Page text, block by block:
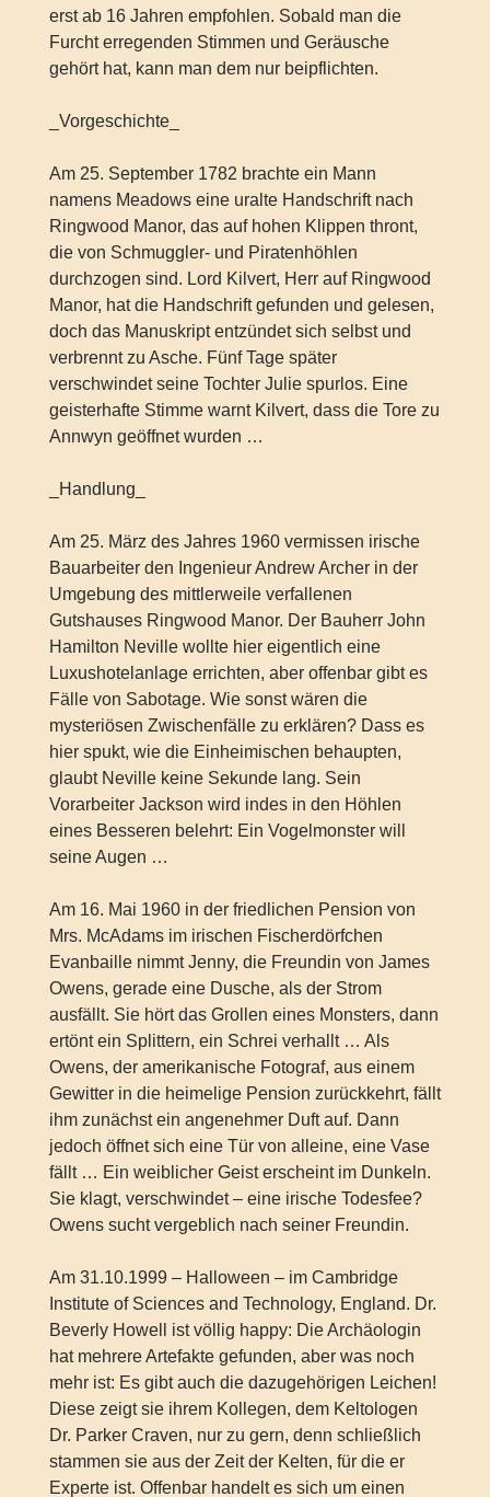
erst ab 16 Jahren empfohlen. Sobald man die
Furcht erregenden Stimmen und Geräusche
gehört hat, kann man dem nur beipflichten.
_Vorgeschichte_
Am 25. September 1782 brachte ein Mann
namens Meadows eine uralte Handschrift nach
Ringwood Manor, das auf hohen Klippen thront,
die von Schmuggler- und Piratenhöhlen
durchzogen sind. Lord Kilvert, Herr auf Ringwood
Manor, hat die Handschrift gefunden und gelesen,
doch das Manuskript entzündet sich selbst und
verbrennt zu Asche. Fünf Tage später
verschwindet seine Tochter Julie spurlos. Eine
geisterhafte Stimme warnt Kilvert, dass die Tore zu
Annwyn geöffnet wurden …
_Handlung_
Am 25. März des Jahres 1960 vermissen irische
Bauarbeiter den Ingenieur Andrew Archer in der
Umgebung des mittlerweile verfallenen
Gutshauses Ringwood Manor. Der Bauherr John
Hamilton Neville wollte hier eigentlich eine
Luxushotelanlage errichten, aber offenbar gibt es
Fälle von Sabotage. Wie sonst wären die
mysteriösen Zwischenfälle zu erklären? Dass es
hier spukt, wie die Einheimischen behaupten,
glaubt Neville keine Sekunde lang. Sein
Vorarbeiter Jackson wird indes in den Höhlen
eines Besseren belehrt: Ein Vogelmonster will
seine Augen …
Am 16. Mai 1960 in der friedlichen Pension von
Mrs. McAdams im irischen Fischerdörfchen
Evanbaille nimmt Jenny, die Freundin von James
Owens, gerade eine Dusche, als der Strom
ausfällt. Sie hört das Grollen eines Monsters, dann
ertönt ein Splittern, ein Schrei verhallt … Als
Owens, der amerikanische Fotograf, aus einem
Gewitter in die heimelige Pension zurückkehrt, fällt
ihm zunächst ein angenehmer Duft auf. Dann
jedoch öffnet sich eine Tür von alleine, eine Vase
fällt … Ein weiblicher Geist erscheint im Dunkeln.
Sie klagt, verschwindet – eine irische Todesfee?
Owens sucht vergeblich nach seiner Freundin.
Am 31.10.1999 – Halloween – im Cambridge
Institute of Sciences and Technology, England. Dr.
Beverly Howell ist völlig happy: Die Archäologin
hat mehrere Artefakte gefunden, aber was noch
mehr ist: Es gibt auch die dazugehörigen Leichen!
Diese zeigt sie ihrem Kollegen, dem Keltologen
Dr. Parker Craven, nur zu gern, denn schließlich
stammen sie aus der Zeit der Kelten, für die er
Experte ist. Offenbar handelt es sich um einen